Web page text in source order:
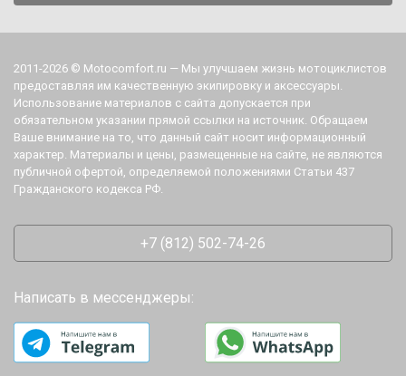
2011-2026 © Motocomfort.ru — Мы улучшаем жизнь мотоциклистов
предоставляя им качественную экипировку и аксессуары.
Использование материалов с сайта допускается при
обязательном указании прямой ссылки на источник. Обращаем
Ваше внимание на то, что данный сайт носит информационный
характер. Материалы и цены, размещенные на сайте, не являются
публичной офертой, определяемой положениями Статьи 437
Гражданского кодекса РФ.
+7 (812) 502-74-26
Написать в мессенджеры: